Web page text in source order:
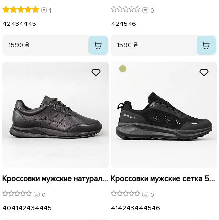
1
42434445
1590 ₴
0
424546
1590 ₴
Кроссовки мужские натуральная кожа 595603 Черные
0
404142434445
Кроссовки мужские сетка 595410 Черный
0
414243444546